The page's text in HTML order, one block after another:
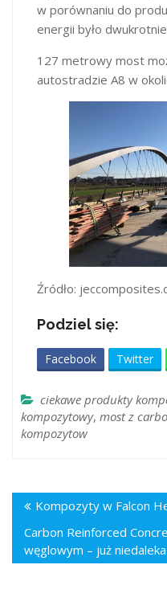
w porównaniu do
energii było
127 metrowy most
autostradzie A8 w
Źródło:
Podziel się:
Facebook Twitter
ciekawe produkty
kompozytowy, most z
kompozytow
Kompozyty w Falcon
Carbon Reinforced
węglowym – już